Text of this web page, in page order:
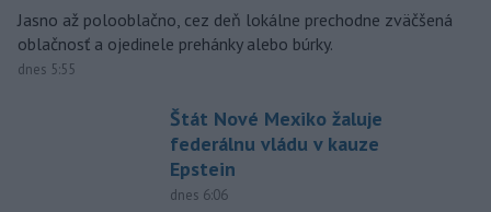
Jasno až polooblačno, cez deň lokálne prechodne zväčšená
oblačnosť a ojedinele prehánky alebo búrky.
dnes 5:55
Štát Nové Mexiko žaluje
federálnu vládu v kauze
Epstein
dnes 6:06